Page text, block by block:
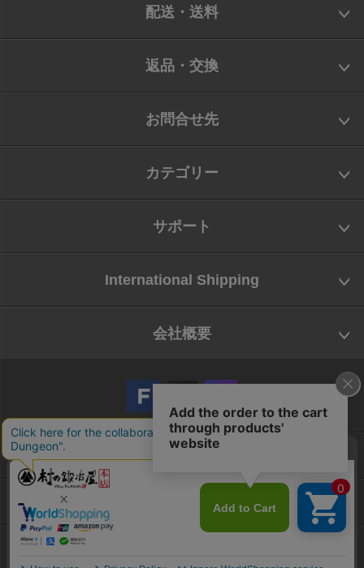
配送・送料
返品・交換
お問合せ先
カテゴリー
サポート
International Shipping
会社概要
会社概要
お問い合わせ
特定商取引法に基づく表示